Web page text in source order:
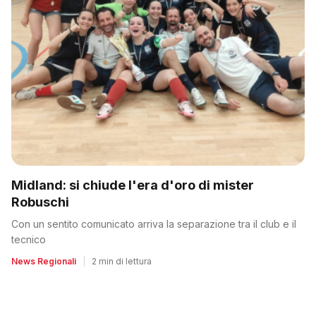
Midland: si chiude l'era d'oro di mister
Robuschi
Con un sentito comunicato arriva la separazione tra il club e il
tecnico
News Regionali 2 min di lettura